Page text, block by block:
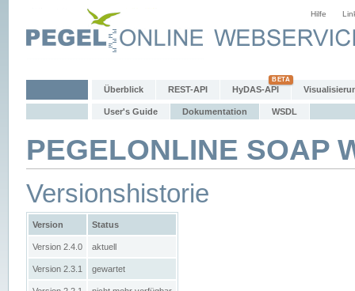
Hilfe
Überblick REST-API HyDAS-API
User's Guide Dokumentation WSDL
PEGELONLINE SOAP
Versionshistorie
Version Status
Version 2.4.0 aktuell
Version 2.3.1 gewartet